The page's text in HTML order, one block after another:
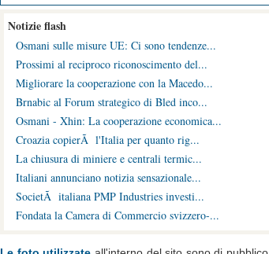
Notizie flash
Osmani sulle misure UE: Ci sono tendenze...
Prossimi al reciproco riconoscimento del...
Migliorare la cooperazione con la Macedo...
Brnabic al Forum strategico di Bled inco...
Osmani - Xhin: La cooperazione economica...
Croazia copierÃ l'Italia per quanto rig...
La chiusura di miniere e centrali termic...
Italiani annunciano notizia sensazionale...
SocietÃ italiana PMP Industries investi...
Fondata la Camera di Commercio svizzero-...